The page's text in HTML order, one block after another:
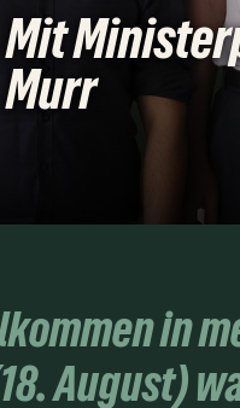
Mit
Murr
in
August)